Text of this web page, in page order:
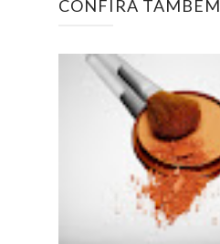
CONFIRA TAMBÉM